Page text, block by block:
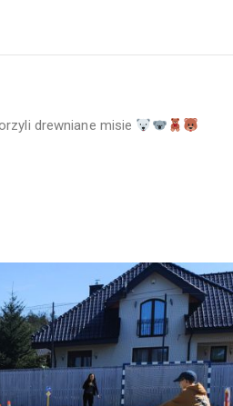
drewniane misie